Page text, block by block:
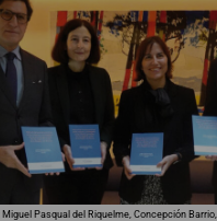
Miguel Pasqual del Riquelme, Concepción